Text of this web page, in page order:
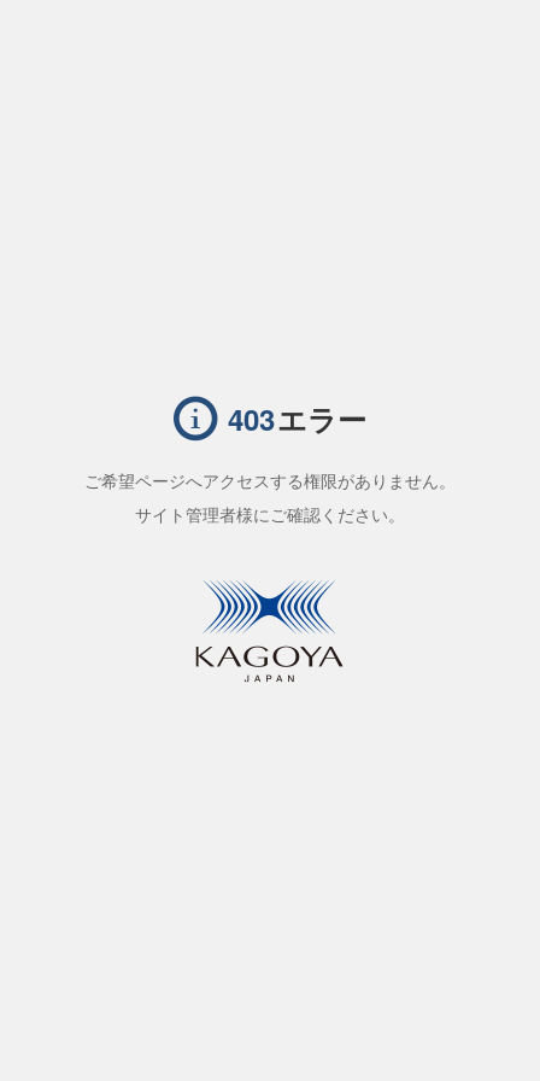
403エラー
ご希望ページへアクセスする権限がありません。
サイト管理者様にご確認ください。